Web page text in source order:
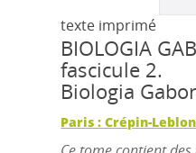
texte imprimé
BIOLOGIA
fascicule 2.
Biologia
Paris : Crépin-